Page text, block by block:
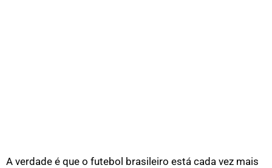
A verdade é que o futebol brasileiro está cada vez mais